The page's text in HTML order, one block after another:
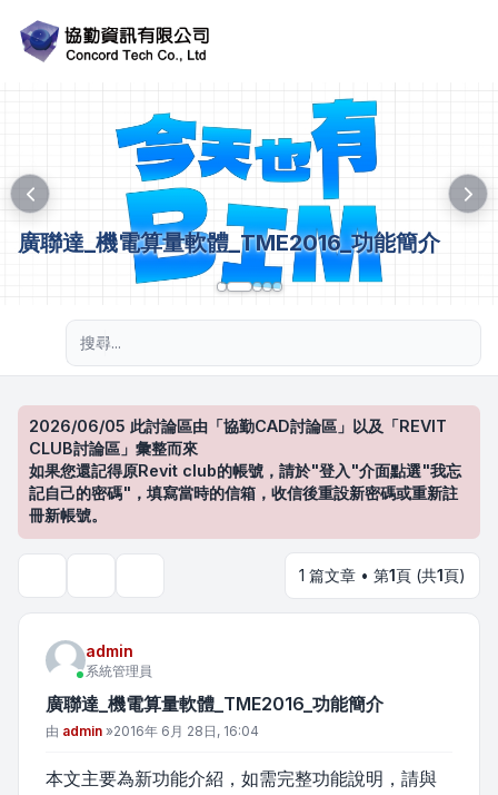
廣聯達_機電算量軟體_TME2016_功能簡介
2026/06/05 此討論區由「協勤CAD討論區」以及「REVIT
CLUB討論區」彙整而來
如果您還記得原Revit club的帳號，請於"登入"介面點選"我忘
記自己的密碼"，填寫當時的信箱，收信後重設新密碼或重新註
冊新帳號。
1 篇文章 • 第1頁 (共1頁)
admin
系統管理員
廣聯達_機電算量軟體_TME2016_功能簡介
文章
由 admin »2016年 6月 28日, 16:04
本文主要為新功能介紹，如需完整功能說明，請與